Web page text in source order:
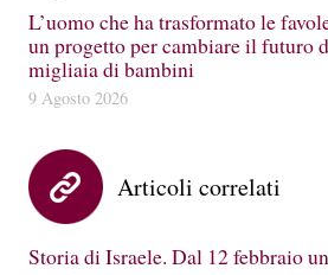
L’uomo che ha trasformato le
un progetto per cambiare il futuro
migliaia di bambini
9 Agosto 2026
Articoli correlati
Storia di Israele. Dal 12 febbraio